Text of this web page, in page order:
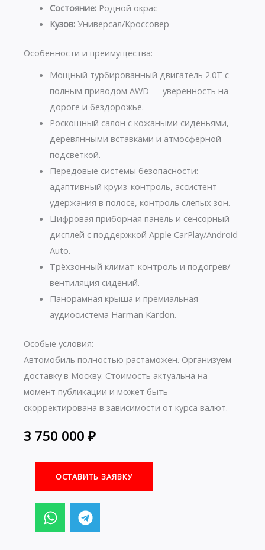
Состояние:Родной окрас
Кузов:Универсал/Кроссовер
Особенности и преимущества:
Мощный турбированный двигатель 2.0T с
полным приводом AWD — уверенность на
дороге и бездорожье.
Роскошный салон с кожаными сиденьями,
деревянными вставками и атмосферной
подсветкой.
Передовые системы безопасности:
адаптивный круиз-контроль, ассистент
удержания в полосе, контроль слепых зон.
Цифровая приборная панель и сенсорный
дисплей с поддержкой Apple CarPlay/Android
Auto.
Трёхзонный климат-контроль и подогрев/
вентиляция сидений.
Панорамная крыша и премиальная
аудиосистема Harman Kardon.
Особые условия:
Автомобиль полностью растаможен. Организуем
доставку в Москву. Стоимость актуальна на
момент публикации и может быть
скорректирована в зависимости от курса валют.
3 750 000 ₽
ОСТАВИТЬ ЗАЯВКУ
W
h
a
T
e
l